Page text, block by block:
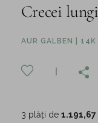
Crecei
AUR GALBEN | 14K
3 plăți de 1.191,67